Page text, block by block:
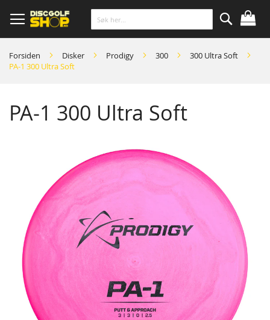
to
Content
Søk
Forsiden Disker Prodigy 300
300 Ultra Soft
PA-1 300 Ultra Soft
PA-1 300 Ultra Soft
images
gallery